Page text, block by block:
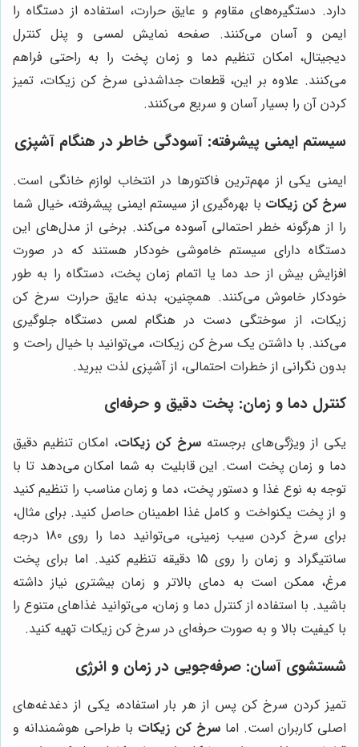
دارد. دستگیره‌های مقاوم و عایق حرارت، استفاده از دستگاه را
ایمن و آسان می‌کنند. صفحه نمایش لمسی و پنل کنترل
دیجیتال، امکان تنظیم دما و زمان پخت را به راحتی فراهم
می‌کنند. علاوه بر این، قطعات جداشدنی سرخ کن زیکات، تمیز
کردن آن را بسیار آسان و سریع می‌کنند.
سیستم ایمنی پیشرفته: آسودگی خاطر در هنگام آشپزی
ایمنی یکی از مهم‌ترین فاکتورها در انتخاب لوازم خانگی است.
سرخ کن زیکات با بهره‌گیری از سیستم ایمنی پیشرفته، خیال شما
را از هرگونه خطر احتمالی آسوده می‌کند. برخی از مدل‌های این
دستگاه دارای سیستم خاموشی خودکار هستند که در صورت
افزایش بیش از حد دما یا اتمام زمان پخت، دستگاه را به طور
خودکار خاموش می‌کنند. همچنین، بدنه عایق حرارت سرخ کن
زیکات، از سوختگی دست در هنگام لمس دستگاه جلوگیری
می‌کند. با داشتن یک سرخ کن زیکات، می‌توانید با خیال راحت و
بدون نگرانی از خطرات احتمالی، از آشپزی لذت ببرید.
کنترل دما و زمان: پخت دقیق و حرفه‌ای
یکی از ویژگی‌های برجسته سرخ کن زیکات، امکان تنظیم دقیق
دما و زمان پخت است. این قابلیت به شما امکان می‌دهد تا با
توجه به نوع غذا و دستور پخت، دما و زمان مناسب را تنظیم کنید
و از پخت یکنواخت و کامل غذا اطمینان حاصل کنید. برای مثال،
برای سرخ کردن سیب زمینی، می‌توانید دما را روی 180 درجه
سانتیگراد و زمان را روی 15 دقیقه تنظیم کنید. اما برای پخت
مرغ، ممکن است به دمای بالاتر و زمان بیشتری نیاز داشته
باشید. با استفاده از کنترل دما و زمان، می‌توانید غذاهای متنوع را
با کیفیت بالا و به صورت حرفه‌ای در سرخ کن زیکات تهیه کنید.
شستشوی آسان: صرفه‌جویی در زمان و انرژی
تمیز کردن سرخ کن پس از هر بار استفاده، یکی از دغدغه‌های
اصلی کاربران است. اماسرخ کن زیکات با طراحی هوشمندانه و